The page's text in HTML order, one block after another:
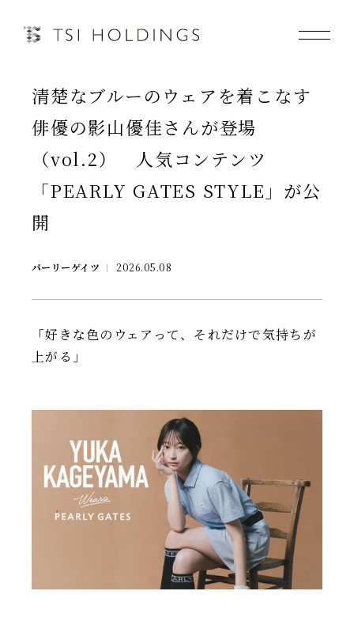
Information
Brand
Brand News
Our Purpose
Sustainability
会社情報
TSIトピックス
Foreign Investor
採用情報
お問い合わせ
清楚なブルーのウェアを着こなす
俳優の影山優佳さんが登場
（vol.2） 人気コンテンツ
「PEARLY GATES STYLE」が公
開
パーリーゲイツ 2026.05.08
「好きな色のウェアって、それだけで気持ちが
上がる」